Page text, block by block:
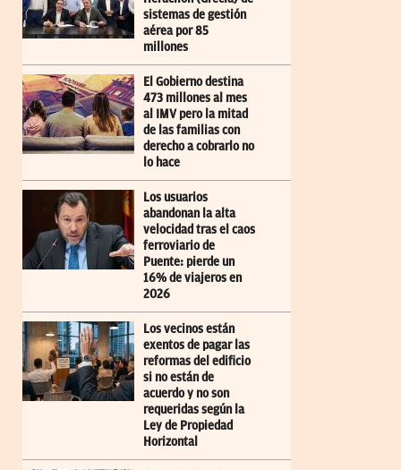
sistemas de gestión
aérea por 85
millones
El Gobierno destina
473 millones al mes
al IMV pero la mitad
de las familias con
derecho a cobrarlo no
lo hace
Los usuarios
abandonan la alta
velocidad tras el caos
ferroviario de
Puente: pierde un
16% de viajeros en
2026
Los vecinos están
exentos de pagar las
reformas del edificio
si no están de
acuerdo y no son
requeridas según la
Ley de Propiedad
Horizontal